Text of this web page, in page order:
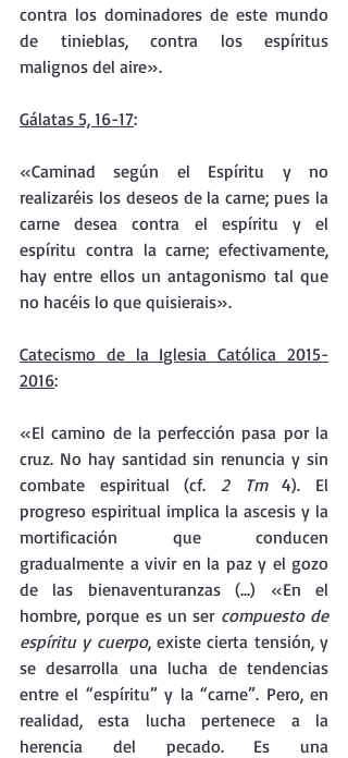
contra los dominadores de este mundo
de tinieblas, contra los espíritus
malignos del aire».
Gálatas 5, 16-17:
«Caminad según el Espíritu y no
realizaréis los deseos de la carne; pues la
carne desea contra el espíritu y el
espíritu contra la carne; efectivamente,
hay entre ellos un antagonismo tal que
no hacéis lo que quisierais».
Catecismo de la Iglesia Católica 2015-
2016:
«El camino de la perfección pasa por la
cruz. No hay santidad sin renuncia y sin
combate espiritual (cf. 2 Tm 4). El
progreso espiritual implica la ascesis y la
mortificación que conducen
gradualmente a vivir en la paz y el gozo
de las bienaventuranzas (...) «En el
hombre, porque es un ser compuesto de
espíritu y cuerpo, existe cierta tensión, y
se desarrolla una lucha de tendencias
entre el “espíritu” y la “carne”. Pero, en
realidad, esta lucha pertenece a la
herencia del pecado. Es una